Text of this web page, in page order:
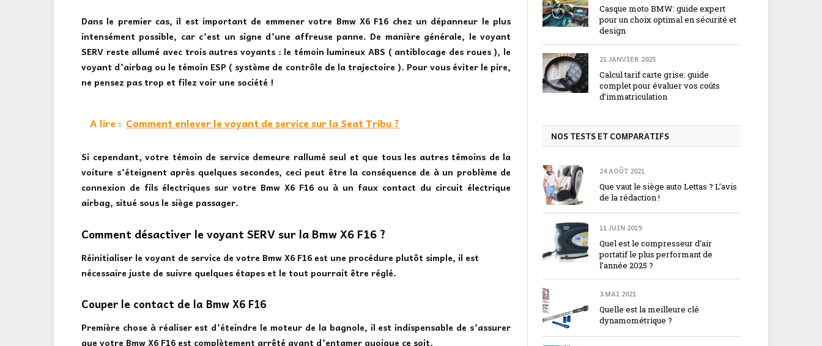
Dans le premier cas, il est important de emmener votre Bmw X6 F16 chez un dépanneur le plus
intensément possible, car c’est un signe d’une affreuse panne. De manière générale, le voyant
SERV reste allumé avec trois autres voyants : le témoin lumineux ABS ( antiblocage des roues ), le
voyant d’airbag ou le témoin ESP ( système de contrôle de la trajectoire ). Pour vous éviter le pire,
ne pensez pas trop et filez voir une société !
A lire : Comment enlever le voyant de service sur la Seat Tribu ?
Si cependant, votre témoin de service demeure rallumé seul et que tous les autres témoins de la
voiture s’éteignent après quelques secondes, ceci peut être la conséquence de à un problème de
connexion de fils électriques sur votre Bmw X6 F16 ou à un faux contact du circuit électrique
airbag, situé sous le siège passager.
Comment désactiver le voyant SERV sur la Bmw X6 F16 ?
Réinitialiser le voyant de service de votre Bmw X6 F16 est une procédure plutôt simple, il est
nécessaire juste de suivre quelques étapes et le tout pourrait être réglé.
Couper le contact de la Bmw X6 F16
Première chose à réaliser est d’éteindre le moteur de la bagnole, il est indispensable de s’assurer
que votre Bmw X6 F16 est complètement arrêté avant d’entamer quoique ce soit.
Casque moto BMW: guide expert
pour un choix optimal en sécurité et
design
21 JANVIER 2025
Calcul tarif carte grise: guide
complet pour évaluer vos coûts
d’immatriculation
NOS TESTS ET COMPARATIFS
24 AOÛT 2021
Que vaut le siège auto Lettas ? L’avis
de la rédaction !
11 JUIN 2019
Quel est le compresseur d’air
portatif le plus performant de
l’année 2025 ?
3 MAI 2021
Quelle est la meilleure clé
dynamométrique ?